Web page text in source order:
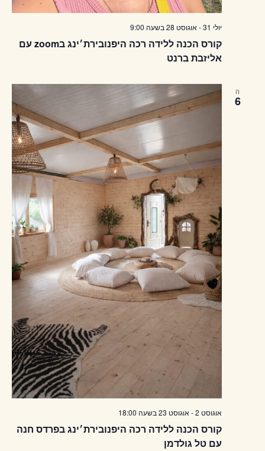
קורס הכנה ללידה רכה היפנובירת׳ינג בzoom עם
אליזבת ברנט
יולי 31 - אוגוסט 28 בשעה 9:00
ה
6
קורס הכנה ללידה רכה היפנובירת׳ינג בפרדס חנה
עם טל גולדמן
אוגוסט 2 - אוגוסט 23 בשעה 18:00